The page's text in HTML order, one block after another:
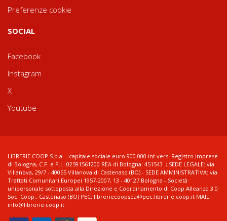
Preferenze cookie
SOCIAL
Facebook
Instagram
X
Youtube
LIBRERIE.COOP S.p.a. - capitale sociale euro 900.000 int.vers. Registro imprese
di Bologna, C.F. e P.I.: 02591561200 REA di Bologna: 451543 ; SEDE LEGALE: via
Villanova, 29/7 - 40055 Villanova di Castenaso (BO) - SEDE AMMINISTRATIVA: via
Trattati Comunitari Europei 1957-2007, 13 - 40127 Bologna - Società
unipersonale sottoposta alla Direzione e Coordinamento di Coop Alleanza 3.0
Soc. Coop., Castenaso (BO) PEC: libreriecoopspa@pec.librerie.coop.it MAIL:
info@librerie.coop.it